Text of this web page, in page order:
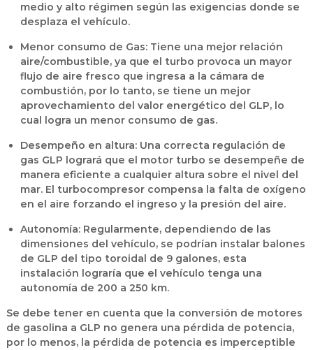
medio y alto régimen según las exigencias donde se
desplaza el vehículo.
Menor consumo de Gas:Tiene una mejor relación
aire/combustible, ya que el turbo provoca un mayor
flujo de aire fresco que ingresa a la cámara de
combustión, por lo tanto, se tiene un mejor
aprovechamiento del valor energético del GLP, lo
cual logra un menor consumo de gas.
Desempeño en altura: Una correcta regulación de
gas GLP logrará que el motor turbo se desempeñe de
manera eficiente a cualquier altura sobre el nivel del
mar. El turbocompresor compensa la falta de oxígeno
en el aire forzando el ingreso y la presión del aire.
Autonomía: Regularmente, dependiendo de las
dimensiones del vehículo, se podrían instalar balones
de GLP del tipo toroidal de 9 galones, esta
instalación lograría que el vehículo tenga una
autonomía de 200 a 250 km.
Se debe tener en cuenta que la conversión de motores
de gasolina a GLP no genera una pérdida de potencia,
por lo menos, la pérdida de potencia es imperceptible